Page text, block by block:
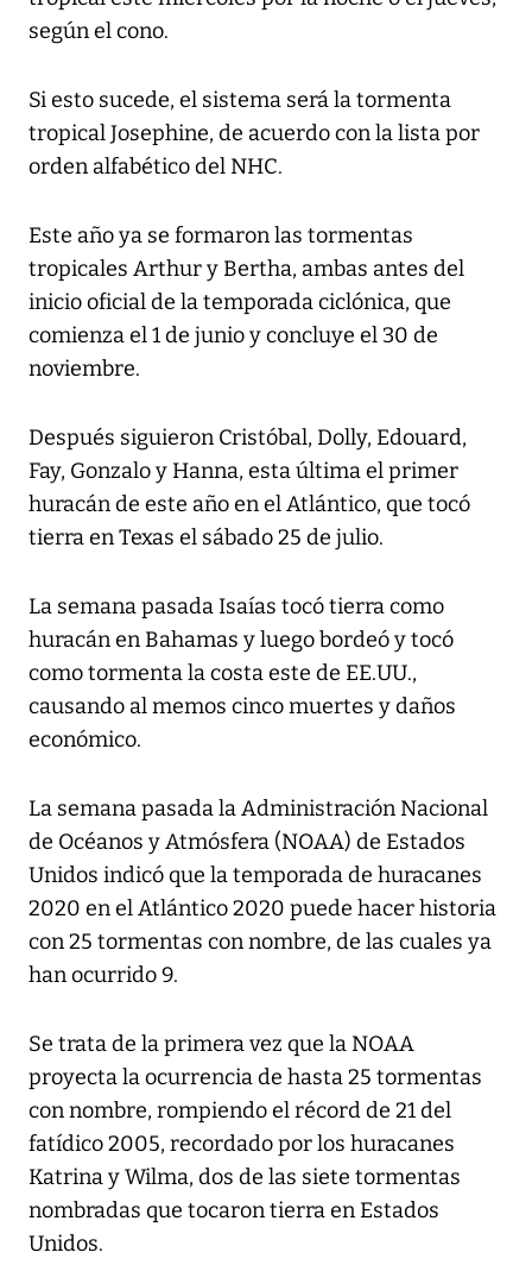
según el cono.
Si esto sucede, el sistema será la tormenta
tropical Josephine, de acuerdo con la lista por
orden alfabético del NHC.
Este año ya se formaron las tormentas
tropicales Arthur y Bertha, ambas antes del
inicio oficial de la temporada ciclónica, que
comienza el 1 de junio y concluye el 30 de
noviembre.
Después siguieron Cristóbal, Dolly, Edouard,
Fay, Gonzalo y Hanna, esta última el primer
huracán de este año en el Atlántico, que tocó
tierra en Texas el sábado 25 de julio.
La semana pasada Isaías tocó tierra como
huracán en Bahamas y luego bordeó y tocó
como tormenta la costa este de EE.UU.,
causando al memos cinco muertes y daños
económico.
La semana pasada la Administración Nacional
de Océanos y Atmósfera (NOAA) de Estados
Unidos indicó que la temporada de huracanes
2020 en el Atlántico 2020 puede hacer historia
con 25 tormentas con nombre, de las cuales ya
han ocurrido 9.
Se trata de la primera vez que la NOAA
proyecta la ocurrencia de hasta 25 tormentas
con nombre, rompiendo el récord de 21 del
fatídico 2005, recordado por los huracanes
Katrina y Wilma, dos de las siete tormentas
nombradas que tocaron tierra en Estados
Unidos.